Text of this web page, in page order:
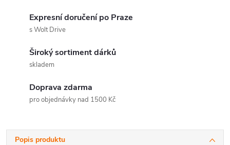
Expresní doručení po Praze
s Wolt Drive
Široký sortiment dárků
skladem
Doprava zdarma
pro objednávky nad 1500 Kč
Popis produktu